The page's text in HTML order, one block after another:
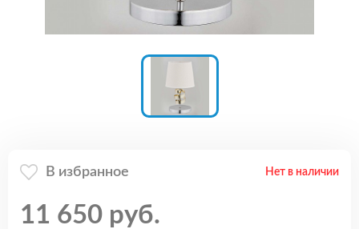
В избранное Нет в наличии
11 650 руб.